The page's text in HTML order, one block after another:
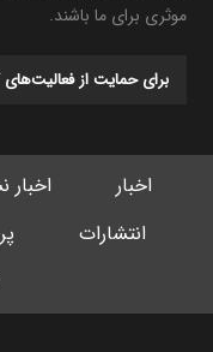
موثری برای ما باشند.
برای حمایت از فعالیت‌های
اخبار اخبار
انتشارات